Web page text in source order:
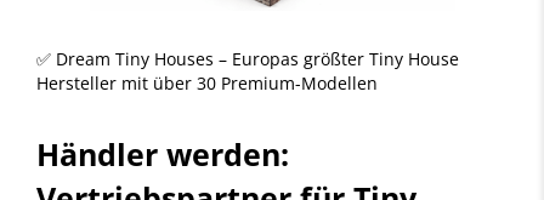
✅ Dream Tiny Houses – Europas größter Tiny House
Hersteller mit über 30 Premium-Modellen
Händler werden: